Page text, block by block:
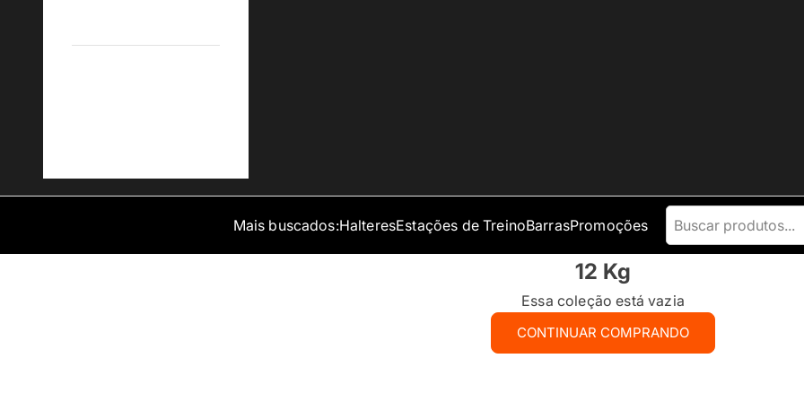
Mais buscados:HalteresEstações de TreinoBarrasPromoções
12 Kg
Essa coleção está vazia
CONTINUAR COMPRANDO